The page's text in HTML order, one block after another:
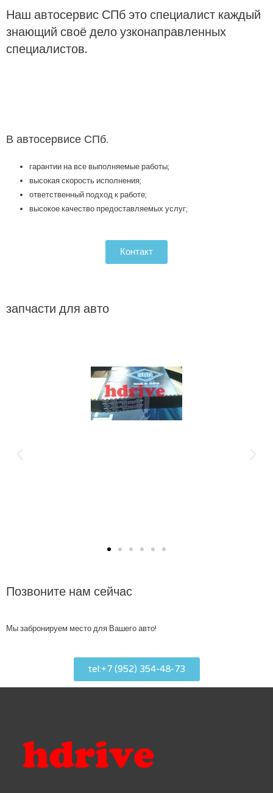
Наш автосервис СПб это специалист каждый
знающий своё дело узконаправленных
специалистов.
В автосервисе СПб.
гарантии на все выполняемые работы;
высокая скорость исполнения;
ответственный подход к работе;
высокое качество предоставляемых услуг;
Контакт
запчасти для авто
Позвоните нам сейчас
Мы забронируем место для Вашего авто!
tel:+7 (952) 354-48-73